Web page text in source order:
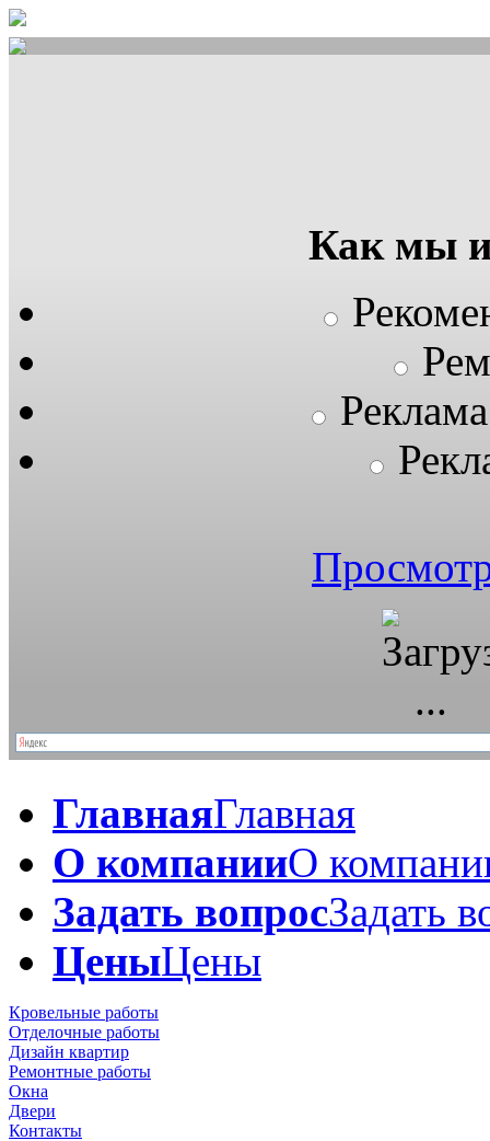
Как мы
ГлавнаяГлавная
О компанииО
Задать вопросЗадать
ЦеныЦены
Кровельные работы
Отделочные работы
Дизайн квартир
Ремонтные работы
Окна
Двери
Контакты